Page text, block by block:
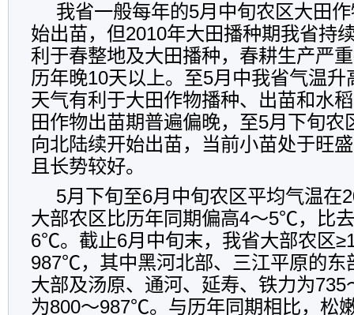
我省一般每年的5月中旬农区大田
始出苗，但2010年大田播种期我省持
利于春整地及大田播种，春耕生产严
历年晚10天以上。至5月中我省气温升
天气有利于大田作物播种、出苗和水
田作物出苗期普遍偏晚，至5月下旬农
向北陆续开始出苗，当前小苗处于旺
且长势较好。
5月下旬至6月中旬农区平均气温在
大部农区比历年同期偏高4～5℃，比
6℃。截止6月中旬末，我省大部农区≥
987℃，其中黑河北部、三江平原的东
大部及汤原、通河、延寿、铁力为735
为800～987℃。与历年同期相比，松